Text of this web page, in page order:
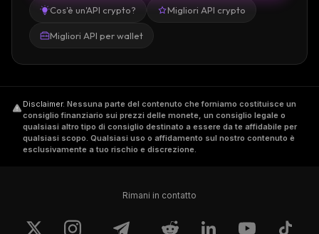
Cos'è un'API crypto? Migliori API crypto
Migliori API per wallet
Disclaimer. Nessuna parte del contenuto che forniamo costituisce un
consiglio finanziario sui prezzi delle monete, un consiglio legale o
qualsiasi altro tipo di consiglio destinato a essere da te affidabile per
qualsiasi scopo. Qualsiasi uso o affidamento sul nostro contenuto è
esclusivamente a tuo rischio e discrezione.
Rimani in contatto